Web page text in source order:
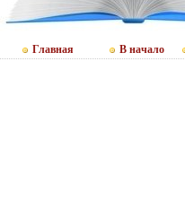
Главная В начало